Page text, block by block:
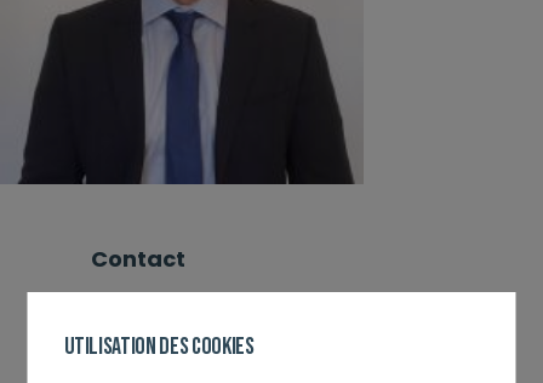
Utilisation des cookies
contact